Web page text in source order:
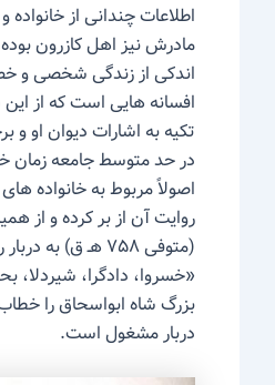
اطلاعات چندانی از
مادرش نیز اهل کازرون
اندکی از زندگی شخصی و
افسانه هایی است که از
تکیه به اشارات دیوان او و
در حد متوسط جامعه
اصولاً مربوط به خانواده
روایت آن از بر کرده و از
(متوفی ۷۵۸ هـ
«خسروا، دادگرا، شیردلا،
بزرگ شاه ابواسحاق را
دربار مشغول است.